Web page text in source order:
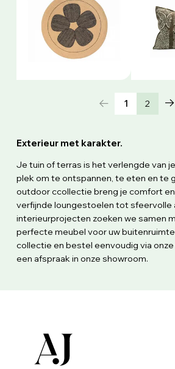
1 2
Exterieur met karakter.
Je tuin of terras is het verlengde van
plek om te ontspannen, te eten en te
outdoor ccollectie breng je comfort en
verfijnde loungestoelen tot sfeervolle
interieurprojecten zoeken we samen
perfecte meubel voor uw
collectie en bestel eenvoudig via
een afspraak in onze showroom.